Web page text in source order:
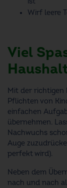
Wirf leere
Viel
Mit der richtigen
Pflichten von
einfachen
übernehmen.
Nachwuchs
Auge
perfekt wird).
Neben dem
nach und nach